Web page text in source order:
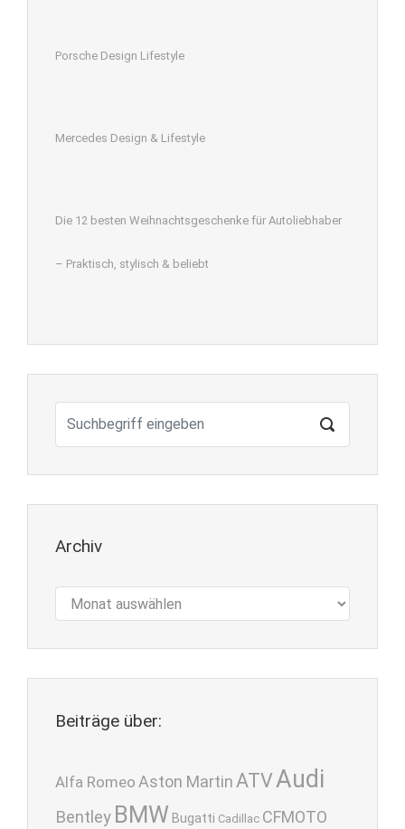
Porsche Design Lifestyle
Mercedes Design & Lifestyle
Die 12 besten Weihnachtsgeschenke für Autoliebhaber
– Praktisch, stylisch & beliebt
Archiv
Beiträge über:
Alfa Romeo Aston Martin ATVAudi
Bentley BMW Bugatti Cadillac CFMOTO